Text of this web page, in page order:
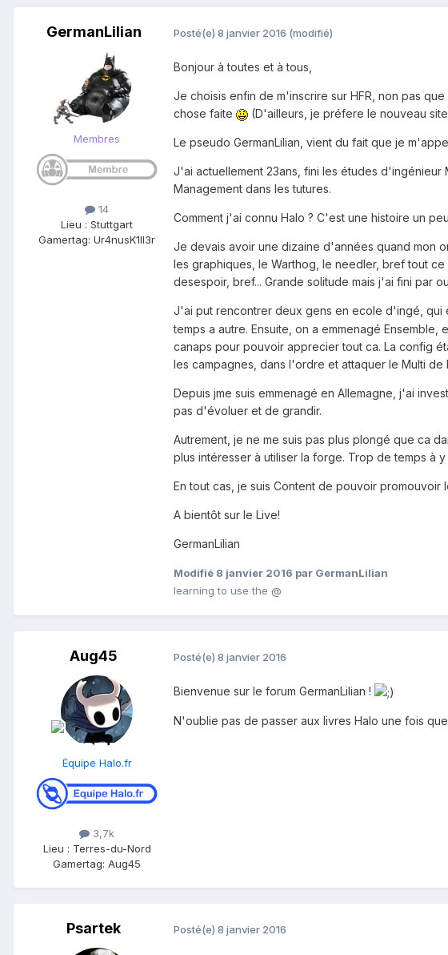
GermanLilian
Membres
14
Lieu : Stuttgart
Gamertag: Ur4nusK1ll3r
Posté(e) 8 janvier 2016 (modifié)
Bonjour à toutes et à tous,
Je choisis enfin de m'inscrire sur HFR, non pas
chose faite
(D'ailleurs, je préfere le nouveau site
Le pseudo GermanLilian, vient du fait que je
J'ai actuellement 23ans, fini les études
Management dans les tutures.
Comment j'ai connu Halo ? C'est une histoire un
Je devais avoir une dizaine d'années quand mon
les graphiques, le Warthog, le needler, bref tout
desespoir, bref... Grande solitude mais j'ai fini par
J'ai put rencontrer deux gens en ecole d'ingé, qui
temps a autre. Ensuite, on a emmenagé
canaps pour pouvoir apprecier tout ca. La config
les campagnes, dans l'ordre et attaquer le Multi de
Depuis jme suis emmenagé en Allemagne, j'ai
pas d'évoluer et de grandir.
Autrement, je ne me suis pas plus plongé que ca
plus intéresser à utiliser la forge. Trop de temps à
En tout cas, je suis Content de pouvoir
A bientôt sur le Live!
GermanLilian
Modifié 8 janvier 2016 par GermanLilian
learning to use the @
Aug45
Équipe Halo.fr
3,7k
Lieu : Terres-du-Nord
Gamertag: Aug45
Posté(e) 8 janvier 2016
Bienvenue sur le forum GermanLilian !
N'oublie pas de passer aux livres Halo une fois
Psartek Posté(e) 8 janvier 2016